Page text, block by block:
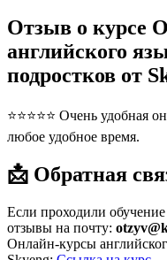
Отзыв о курсе
английского
подростков от
⭐⭐⭐⭐⭐ Очень удобная
любое удобное время.
📩 Обратная
Если проходили
отзывы на почту:
Онлайн-курсы